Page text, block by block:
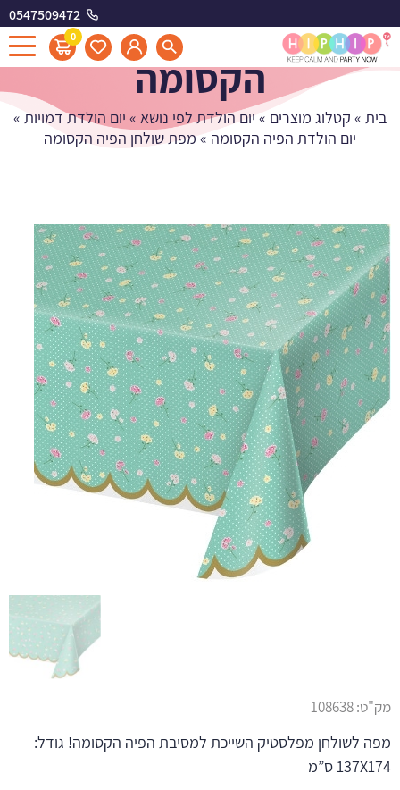
0547509472
0
מפת שולחן הפיה
הקסומה
בית » קטלוג מוצרים » יום הולדת לפי נושא » יום הולדת דמויות »
יום הולדת הפיה הקסומה » מפת שולחן הפיה הקסומה
מק"ט:108638
מפה לשולחן מפלסטיק השייכת למסיבת הפיה הקסומה! גודל:
137X174 ס”מ